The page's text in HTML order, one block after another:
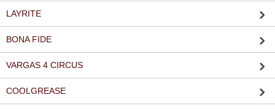
LAYRITE
BONA FIDE
VARGAS 4 CIRCUS
COOLGREASE